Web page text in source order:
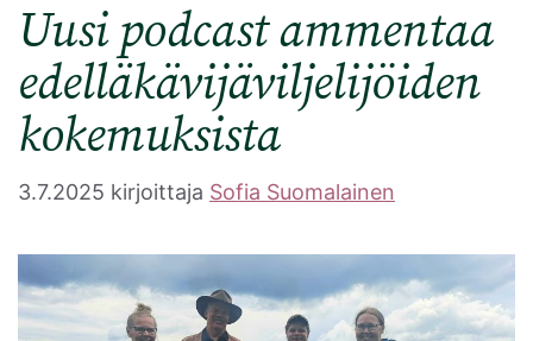
Uusi podcast ammentaa
edelläkävijäviljelijöiden
kokemuksista
3.7.2025 kirjoittaja Sofia Suomalainen